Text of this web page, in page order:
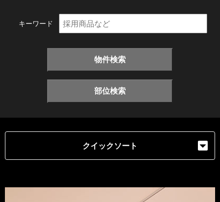
キーワード
物件検索
部位検索
クイックソート